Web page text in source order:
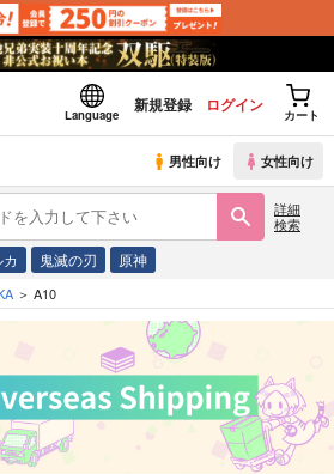
Language
新規登録 ログイン
カート
男性向け 女性向け
詳細
検索
鬼滅の刃 原神
A10